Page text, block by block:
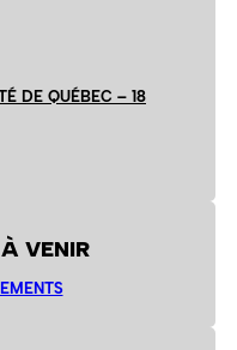
DE QUÉBEC – 18
VENIR